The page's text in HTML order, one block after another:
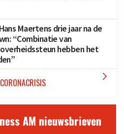
Maertens drie jaar na de
“Combinatie van
hebben het

AM nieuwsbrieven